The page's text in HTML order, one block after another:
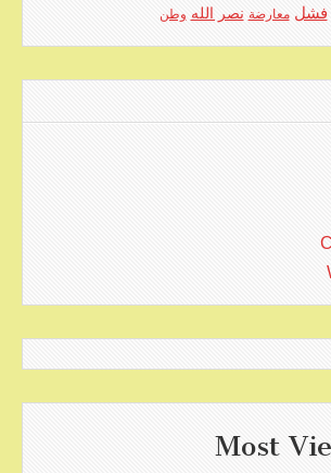
فشل معارضة نصر الله وطن
Most